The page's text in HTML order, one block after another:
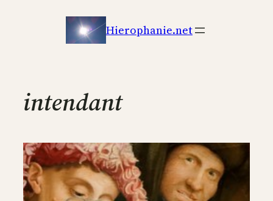
Hierophanie.net
intendant